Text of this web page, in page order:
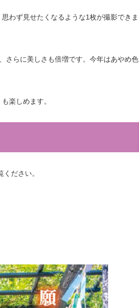
わず見せたくなるような1枚が撮影できま
さらに美しさも倍増です。今年はあやめ色
楽しめます。
ださい。